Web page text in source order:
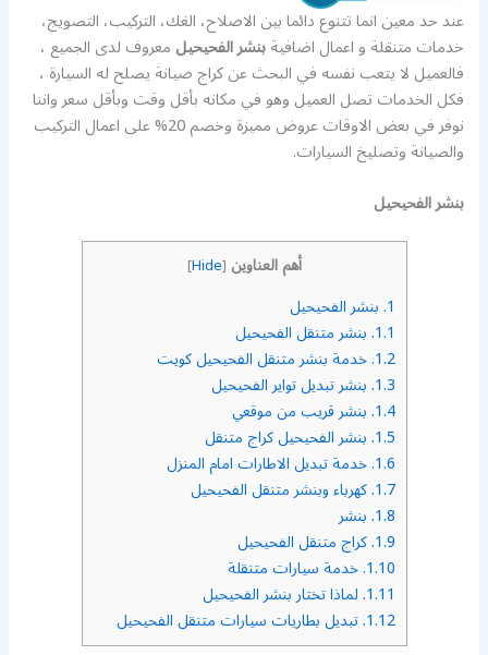
عند حد معين انما تتنوع دائما بين الاصلاح، الغك، التركيب، التصويج،
خدمات متنقلة و اعمال اضافيةبنشر الفحيحيلمعروف لدى الجميع ،
فالعميل لا يتعب نفسه في البحث عن كراج صيانة يصلح له السيارة ،
فكل الخدمات تصل العميل وهو في مكانه بأقل وقت وبأقل سعر واننا
نوفر في بعض الاوقات عروض مميزة وخصم 20% على اعمال التركيب
والصيانة وتصليخ السيارات.
بنشر الفحيحيل
أهم العناوين [
Hide
]
1. بنشر الفحيحيل
1.1. بنشر متنقل الفحيحيل
1.2. خدمة بنشر متنقل الفحيحيل كويت
1.3. بنشر تبديل تواير الفحيحيل
1.4. بنشر قريب من موقعي
1.5. بنشر الفحيحيل كراج متنقل
1.6. خدمة تبديل الاطارات امام المنزل
1.7. كهرباء وبنشر متنقل الفحيحيل
1.8. بنشر
1.9. كراج متنقل الفحيحيل
1.10. خدمة سيارات متنقلة
1.11. لماذا تختار بنشر الفحيحيل
1.12. تبديل بطاريات سيارات متنقل الفحيحيل